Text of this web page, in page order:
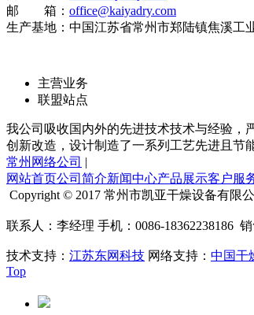
邮 箱： office@kaiyadry.com
生产基地：中国江苏省常州市郑陆镇焦溪工
主营业务
联盟站点
我公司吸收国内外的先进技术技术与经验，
创新改造，设计制造了一系列工艺先进且节
常州网络公司 |
网站首页公司简介新闻中心产品展示客户服
Copyright © 2017 常州市凯亚干燥设备有限
联系人：李经理 手机：0086-18362238186
技术支持： 江苏东网科技 网络支持： 中国干
Top